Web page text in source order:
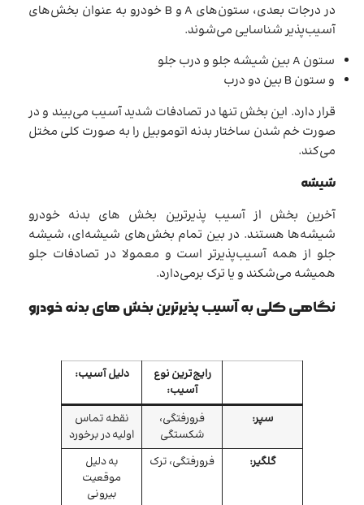
در درجات بعدی، ستون‌های A و B خودرو به عنوان بخش‌های
آسیب‌پذیر شناسایی می‌شوند.
ستون A بین شیشه جلو و درب جلو
و ستون B بین دو درب
قرار دارد. این بخش تنها در تصادفات شدید آسیب می‌بیند و در
صورت خم شدن ساختار بدنه اتوموبیل را به صورت کلی مختل
می‌کند.
شیشه
آخرین بخش از آسیب پذیرترین بخش های بدنه خودرو
شیشه‌ها هستند. در بین تمام بخش‌های شیشه‌ای، شیشه
جلو از همه آسیب‌پذیرتر است و معمولا در تصادفات جلو
همیشه می‌شکند و یا ترک برمی‌دارد.
نگاهی کلی به آسیب پذیرترین بخش های بدنه خودرو
رایج‌ترین نوع
آسیب:
دلیل آسیب:
سپر:
فرورفتگی،
شکستگی
نقطه تماس
اولیه در برخورد
گلگیر:
فرورفتگی، ترک
به دلیل
موقعیت
بیرونی